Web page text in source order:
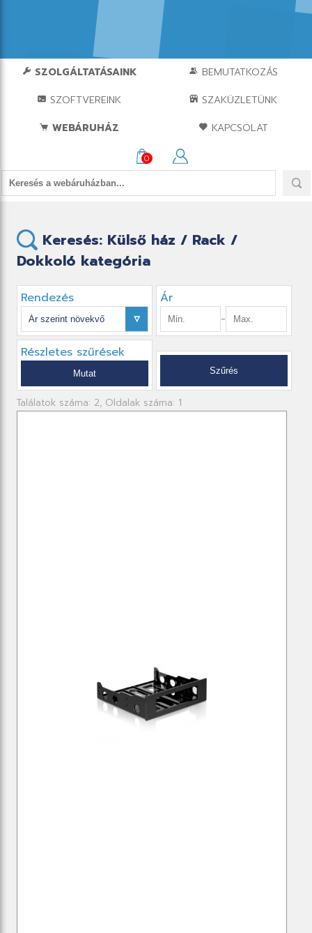
SZOLGÁLTATÁSAINK
BEMUTATKOZÁS
SZOFTVEREINK
SZAKÜZLETÜNK
WEBÁRUHÁZ
KAPCSOLAT
0
Keresés: Külső ház / Rack /
Dokkoló kategória
Rendezés
Ár
-
Részletes szűrések
Találatok száma: 2, Oldalak száma: 1